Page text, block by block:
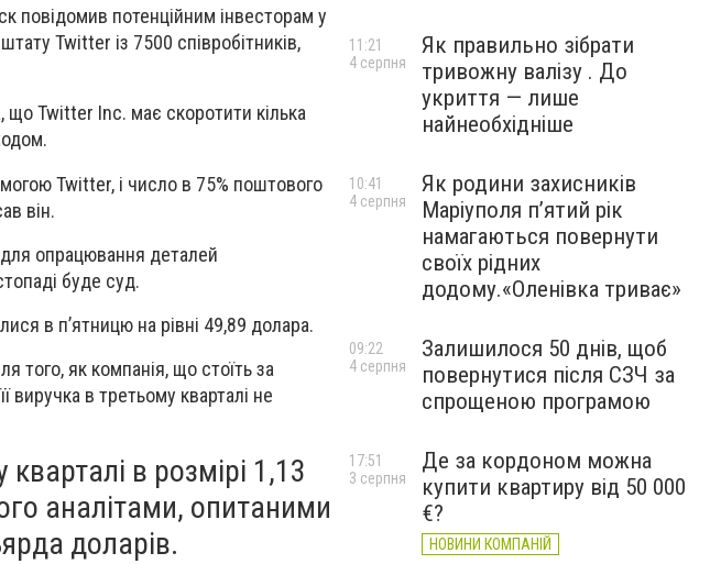
повідомив потенційним інвесторам у
Twitter із 7500 співробітників,
що Twitter Inc. має скоротити кілька
Twitter, і число в 75% поштового
він.
опрацювання деталей
буде суд.
в п’ятницю на рівні 49,89 долара.
того, як компанія, що стоїть за
виручка в третьому кварталі не
в розмірі 1,13
аналітами, опитаними
доларів.
Як правильно зібрати
тривожну валізу . До
укриття — лише
найнеобхідніше
11:21
4 серпня
Як родини захисників
Маріуполя пʼятий рік
намагаються повернути
своїх рідних
додому.«Оленівка триває»
10:41
4 серпня
Залишилося 50 днів, щоб
повернутися після СЗЧ за
спрощеною програмою
09:22
4 серпня
Де за кордоном можна
купити квартиру від 50 000
€?
НОВИНИ КОМПАНІЙ
17:51
3 серпня